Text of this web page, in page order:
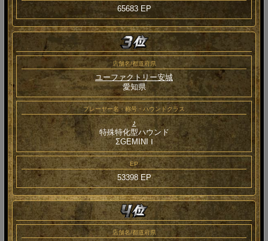
65683 EP
店舗名/都道府県
ユーファクトリー安城
愛知県
プレーヤー名・称号・ハウンドクラス
♪
特殊特化型ハウンド
ΣGEMINI Ⅰ
EP
53398 EP
店舗名/都道府県